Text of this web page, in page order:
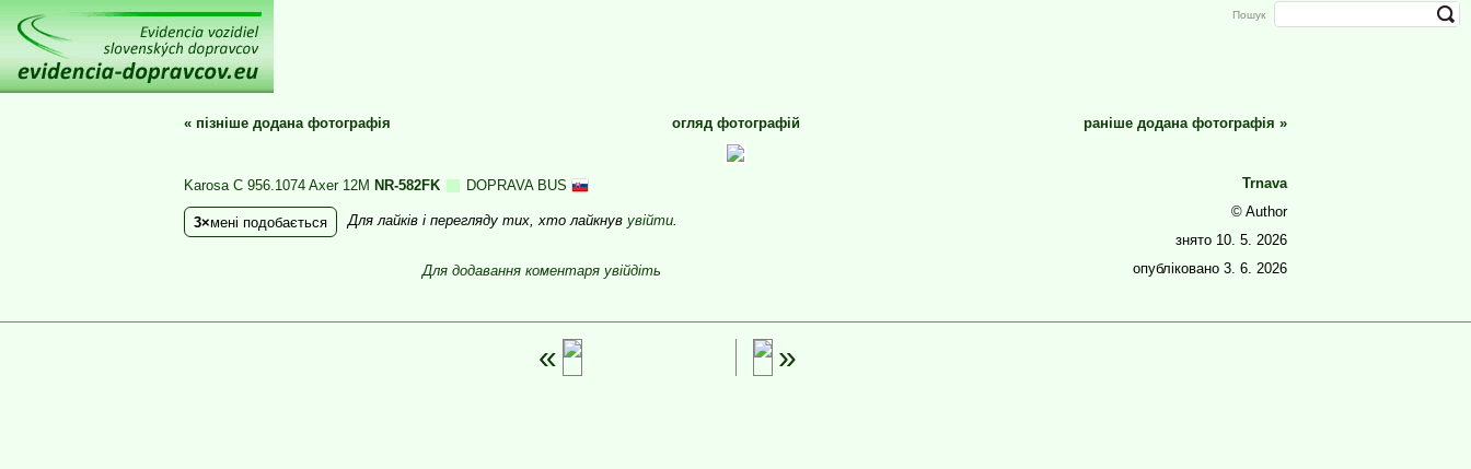
« пізніше додана фотографія огляд фотографій раніше додана фотографія »
Karosa C 956.1074 Axer 12M NR-582FK DOPRAVA BUS
3 мені подобається Для лайків і перегляду тих, хто лайкнув увійти.
Trnava
© Author
знято 10. 5. 2026
опубліковано 3. 6. 2026
Для додавання коментаря увійдіть
Пошук